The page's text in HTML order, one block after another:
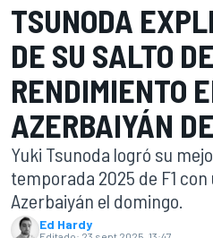
TSUNODA
DE SU SALTO DE
RENDIMIENTO
AZERBAIYÁN
Yuki Tsunoda logró su
temporada 2025 de F1
Azerbaiyán el domingo.
Ed Hardy